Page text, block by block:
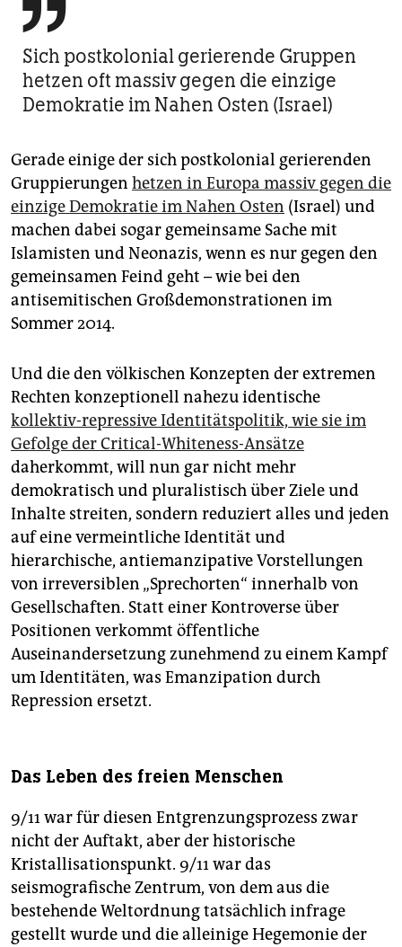

Sich postkolonial gerierende Gruppen
hetzen oft massiv gegen die einzige
Demokratie im Nahen Osten (Israel)
Gerade einige der sich postkolonial gerierenden
Gruppierungen hetzen in Europa massiv gegen die
einzige Demokratie im Nahen Osten (Israel) und
machen dabei sogar gemeinsame Sache mit
Islamisten und Neonazis, wenn es nur gegen den
gemeinsamen Feind geht – wie bei den
antisemitischen Großdemonstrationen im
Sommer 2014.
Und die den völkischen Konzepten der extremen
Rechten konzeptionell nahezu identische
kollektiv-repressive Identitätspolitik, wie sie im
Gefolge der Critical-Whiteness-Ansätze
daherkommt, will nun gar nicht mehr
demokratisch und pluralistisch über Ziele und
Inhalte streiten, sondern reduziert alles und jeden
auf eine vermeintliche Identität und
hierarchische, antiemanzipative Vorstellungen
von irreversiblen „Sprechorten“ innerhalb von
Gesellschaften. Statt einer Kontroverse über
Positionen verkommt öffentliche
Auseinandersetzung zunehmend zu einem Kampf
um Identitäten, was Emanzipation durch
Repression ersetzt.
Das Leben des freien Menschen
9/11 war für diesen Entgrenzungsprozess zwar
nicht der Auftakt, aber der historische
Kristallisationspunkt. 9/11 war das
seismografische Zentrum, von dem aus die
bestehende Weltordnung tatsächlich infrage
gestellt wurde und die alleinige Hegemonie der